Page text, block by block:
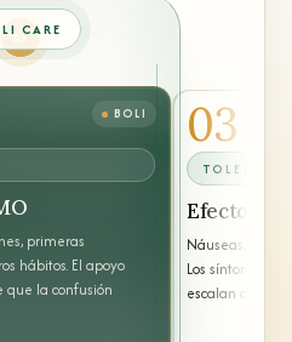
CARE
BOLI
primeras
hábitos. El apoyo
que la confusión
03
Efectos
Náuseas,
Los síntomas
escalan cuando